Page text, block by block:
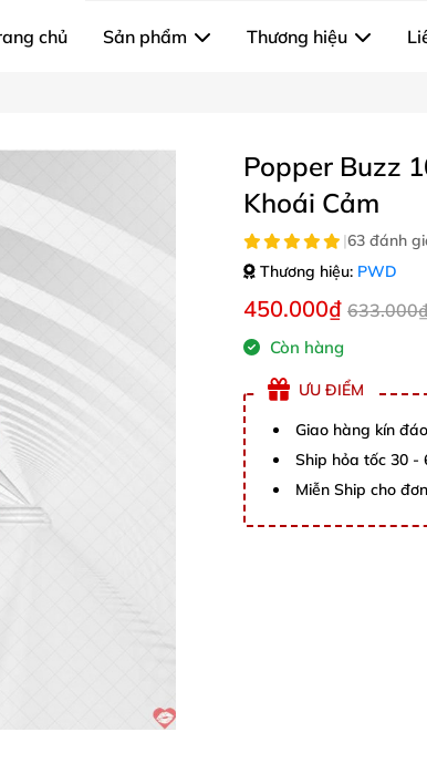
chủ Sản phẩm Thương hiệu
Popper Buzz
Khoái Cảm
|63 đánh
Thương hiệu: PWD
450.000₫
Còn hàng
ƯU ĐIỂM
Giao hàng kín
Ship hỏa tốc 30 -
Miễn Ship cho